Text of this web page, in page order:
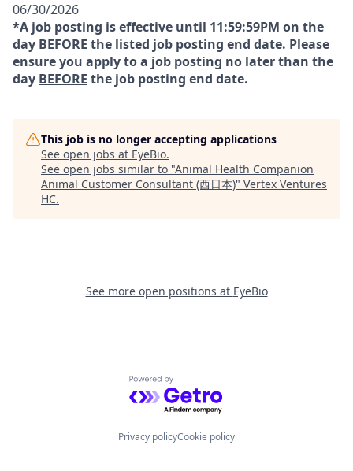
06/30/2026
*A job posting is effective until 11:59:59PM on the
day BEFORE the listed job posting end date. Please
ensure you apply to a job posting no later than the
day BEFORE the job posting end date.
This job is no longer accepting applications
See open jobs at EyeBio.
See open jobs similar to "Animal Health Companion
Animal Customer Consultant (西日本)" Vertex Ventures
HC.
See more open positions at EyeBio
Powered by Getro.com
Privacy policyCookie policy